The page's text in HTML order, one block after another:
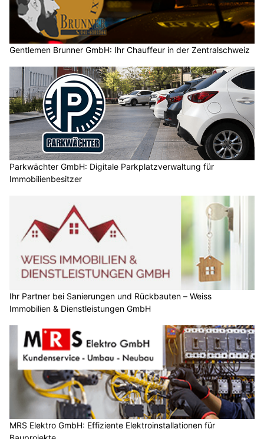
Gentlemen Brunner GmbH: Ihr Chauffeur in der Zentralschweiz
Parkwächter GmbH: Digitale Parkplatzverwaltung für
Immobilienbesitzer
Ihr Partner bei Sanierungen und Rückbauten – Weiss
Immobilien & Dienstleistungen GmbH
MRS Elektro GmbH: Effiziente Elektroinstallationen für